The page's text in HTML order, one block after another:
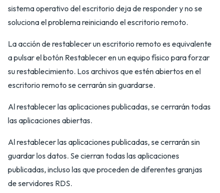
sistema operativo del escritorio deja de responder y no se
soluciona el problema reiniciando el escritorio remoto.
La acción de restablecer un escritorio remoto es equivalente
a pulsar el botón Restablecer en un equipo físico para forzar
su restablecimiento. Los archivos que estén abiertos en el
escritorio remoto se cerrarán sin guardarse.
Al restablecer las aplicaciones publicadas, se cerrarán todas
las aplicaciones abiertas.
Al restablecer las aplicaciones publicadas, se cerrarán sin
guardar los datos. Se cierran todas las aplicaciones
publicadas, incluso las que proceden de diferentes granjas
de servidores RDS.